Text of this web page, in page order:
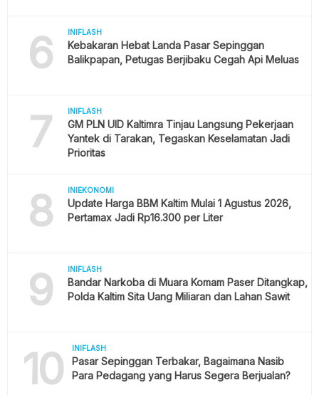
6 INIFLASH
Kebakaran Hebat Landa Pasar Sepinggan
Balikpapan, Petugas Berjibaku Cegah Api Meluas
7 INIFLASH
GM PLN UID Kaltimra Tinjau Langsung Pekerjaan
Yantek di Tarakan, Tegaskan Keselamatan Jadi
Prioritas
8 INIEKONOMI
Update Harga BBM Kaltim Mulai 1 Agustus 2026,
Pertamax Jadi Rp16.300 per Liter
9 INIFLASH
Bandar Narkoba di Muara Komam Paser Ditangkap,
Polda Kaltim Sita Uang Miliaran dan Lahan Sawit
10 INIFLASH
Pasar Sepinggan Terbakar, Bagaimana Nasib
Para Pedagang yang Harus Segera Berjualan?